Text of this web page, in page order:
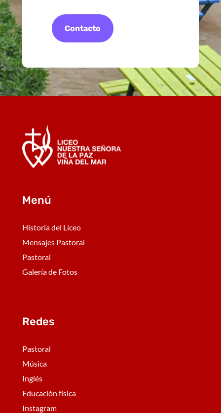
Contacto
Menú
Historia del Liceo
Mensajes Pastoral
Pastoral
Galería de Fotos
Redes
Pastoral
Música
Inglés
Educación física
Instagram